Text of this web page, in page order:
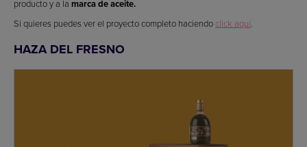
producto y a la marca de aceite.
Si quieres puedes ver el proyecto completo haciendo click aquí.
HAZA DEL FRESNO